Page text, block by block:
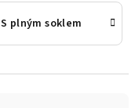
S plným soklem